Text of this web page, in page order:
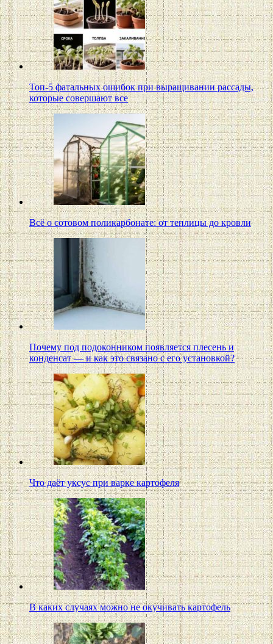
Топ-5 фатальных ошибок при выращивании рассады,
которые совершают все
Всё о сотовом поликарбонате: от теплицы до кровли
Почему под подоконником появляется плесень и
конденсат — и как это связано с его установкой?
Что даёт уксус при варке картофеля
В каких случаях можно не окучивать картофель